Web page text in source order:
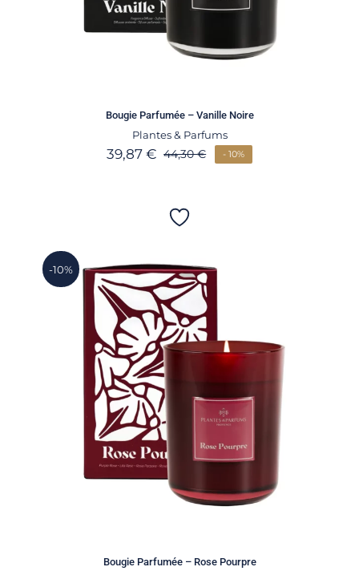
Bougie Parfumée – Vanille Noire
Plantes & Parfums
44,30€
39,87€ - 10%
-10%
Bougie Parfumée – Rose Pourpre